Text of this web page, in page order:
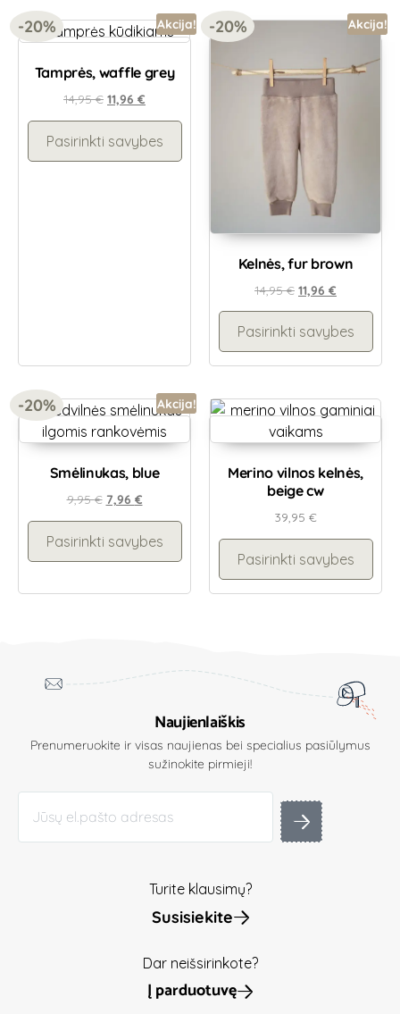
Akcija!
-20%
Tamprės, waffle grey
14,95€ 11,96 €
Pasirinkti savybes
Akcija!
-20%
Kelnės, fur brown
14,95€ 11,96 €
Pasirinkti savybes
Akcija!
-20%
Smėlinukas, blue
9,95€ 7,96 €
Pasirinkti savybes
Merino vilnos kelnės,
beige cw
39,95 €
Pasirinkti savybes
Naujienlaiškis
Prenumeruokite ir visas naujienas bei specialius pasiūlymus
sužinokite pirmieji!
Turite klausimų?
Susisiekite
Dar neišsirinkote?
Į parduotuvę